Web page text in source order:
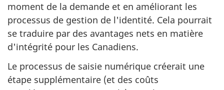
moment de la demande et en améliorant les
processus de gestion de l'identité. Cela pourrait
se traduire par des avantages nets en matière
d'intégrité pour les Canadiens.
Le processus de saisie numérique créerait une
étape supplémentaire (et des coûts